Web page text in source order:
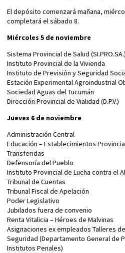
El depósito comenzará mañana,
completará el sábado 8.
Miércoles 5 de noviembre
Sistema Provincial de Salud (SI.PRO.SA.)
Instituto Provincial de la Vivienda
Instituto de Previsión y Seguridad
Estación Experimental Agroindustrial
Sociedad Aguas del Tucumán
Dirección Provincial de Vialidad (D.P.V.)
Jueves 6 de noviembre
Administración Central
Educación – Establecimientos
Transferidas
Defensoría del Pueblo
Instituto Provincial de Lucha contra el
Tribunal de Cuentas
Tribunal Fiscal de Apelación
Poder Legislativo
Jubilados fuera de convenio
Renta Vitalicia – Héroes de Malvinas
Asignaciones ex empleados Talleres
Seguridad (Departamento General de
Institutos Penales)